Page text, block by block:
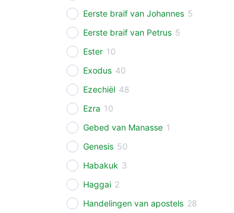
Eerste braif van Johannes 5
Eerste braif van Petrus 5
Ester 10
Exodus 40
Ezechiël 48
Ezra 10
Gebed van Manasse 1
Genesis 50
Habakuk 3
Haggai 2
Handelingen van apostels 28